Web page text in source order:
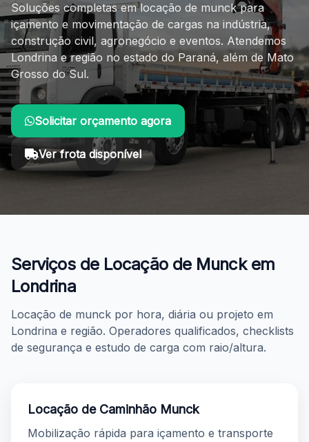
Soluções completas em locação de munck para
içamento e movimentação de cargas na indústria,
construção civil, agronegócio e eventos. Atendemos
Londrina e região no estado do Paraná, além de Mato
Grosso do Sul.
Solicitar orçamento agora
Ver frota disponível
Você está em: Início > Locação de Munck > Londrina-
Serviços de Locação de Munck em
Londrina
Locação de munck por hora, diária ou projeto em
Londrina e região. Operadores qualificados, checklists
de segurança e estudo de carga com raio/altura.
Locação de Caminhão Munck
Mobilização rápida para içamento e transporte